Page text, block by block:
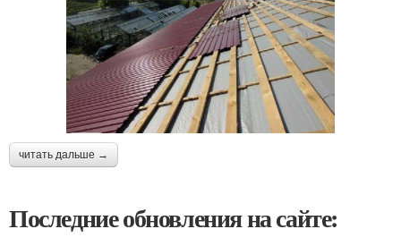
читать дальше →
Последние обновления на сайте: